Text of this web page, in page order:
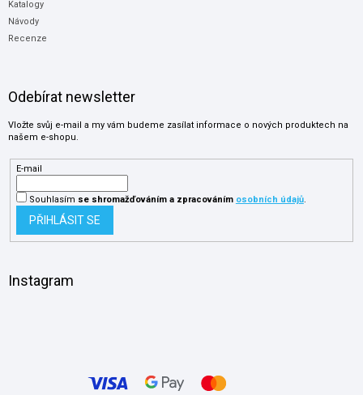
Katalogy
Návody
Recenze
Odebírat newsletter
Vložte svůj e-mail a my vám budeme zasílat informace o nových produktech na
našem e-shopu.
E-mail
Souhlasím se shromažďováníma zpracováním osobních údajů.
PŘIHLÁSIT SE
Instagram